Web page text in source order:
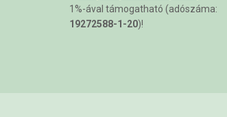
1%-ával támogatható (adószáma:
19272588-1-20)!